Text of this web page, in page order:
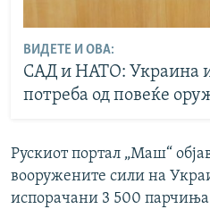
ВИДЕТЕ И ОВА:
САД и НАТО: Украина
потреба од повеќе
Рускиот портал „Маш“
вооружените сили на
испорачани 3 500